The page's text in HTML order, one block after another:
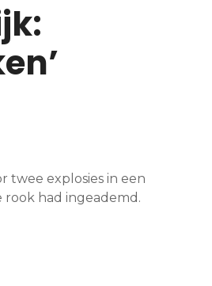
twee explosies in een
had ingeademd.